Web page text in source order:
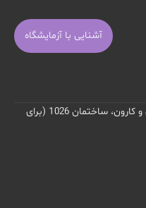
آشنایی با آزمایشگاه
تهران، تقاطع خیابان امام خمینی و کارون، ساختمان 1026 (برای